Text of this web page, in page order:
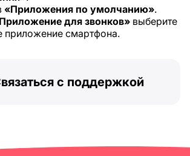
«Приложения по умолчанию».
для звонков» выберите
приложение смартфона.
с поддержкой